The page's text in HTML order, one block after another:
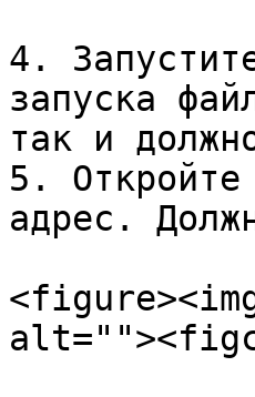
4.
запуска
так и
5. Откройте
адрес.